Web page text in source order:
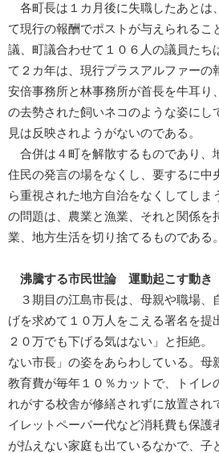
各町長は１カ月後に失職したあとは
て現行の報酬でポストが与えられるこ
議、町議合わせて１０６人の議員たち
て２カ年は、現行プラスアルファーの
安倍事務所と林事務所が首長を牛耳り
の去勢された飼いネコのような姿にし
見は反映されようがないのである。
合併は４町を解散するものであり、
住民の発言の場をなくし、要するに中
ら重視された地方自治をなくしてしま
の問題は、農業と漁業、それと関係を
業、地方生活を切り捨てるものである。
沸騰する市民世論 運動起こす動き
３期目の江島市長は、母親や職場、
げを求めて１０万人をこえる署名を提
２０万でも下げる気はない」と拒絶。
ない市長」の姿をあらわしている。母
教育費が毎年１０％カットで、トイレ
れがする校舎が修繕されずに放置され
イレットペーパー代など消耗費も保護
が払えない家庭も出ているなかで、子